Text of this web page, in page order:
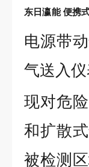
东日瀛能 便携
电源带
气送入
现对危
和扩散
被检测